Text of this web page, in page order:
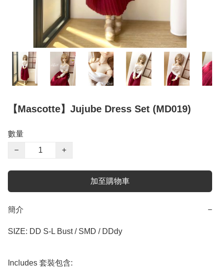
【Mascotte】Jujube Dress Set (MD019)
數量
−
+
加至購物車
簡介 −
SIZE: DD S-L Bust / SMD / DDdy
Includes 套裝包含: